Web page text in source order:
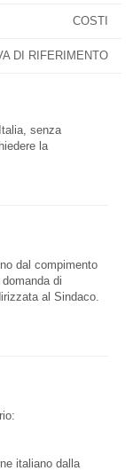
COSTI
DI RIFERIMENTO
senza
la
dal compimento
di
al Sindaco.
italiano dalla